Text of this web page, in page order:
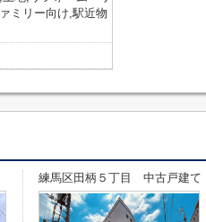
ミリー向け,駅近物
練馬区田柄５丁目 中古戸建て